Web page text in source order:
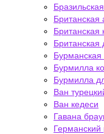
Британская
Британская
Британская
Бурмилла
Бурмилла
Ван
Ван кедеси
Гавана
Германский